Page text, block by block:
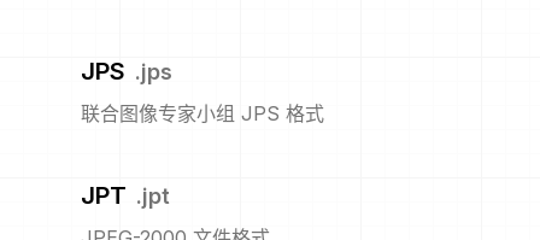
JPS .jps
联合图像专家小组 JPS 格式
JPT .jpt